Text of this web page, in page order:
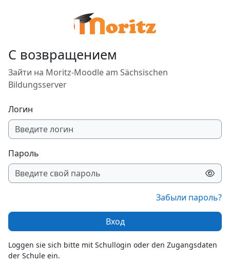
С возвращением
Зайти на Moritz-Moodle am Sächsischen
Bildungsserver
Логин
Пароль
Забыли пароль?
Вход
Loggen sie sich bitte mit Schullogin oder den Zugangsdaten
der Schule ein.